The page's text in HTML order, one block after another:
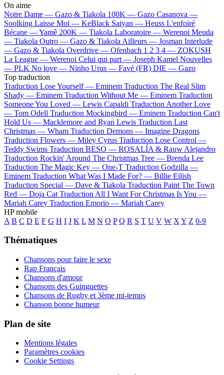
On aime
Notre Dame — Gazo & Tiakola 100K — Gazo Casanova —
Soolking Laisse Moi — KeBlack Saiyan — Heuss L'enfoiré
Bécane —Yamê 200K — Tiakola Laboratoire — Werenoi Meuda
— Tiakola Outro — Gazo & Tiakola Ailleurs — Josman Interlude
— Gazo & Tiakola Overdrive — Ofenbach 1 2 3 4 — ZOKUSH
La League — Werenoi Celui qui part — Joseph Kamel Nouvelles
— PLK No love — Ninho Urus — Favé (FR) DIE — Gazo
Top traduction
Traduction Lose Yourself — Eminem Traduction The Real Slim
Shady — Eminem Traduction Without Me — Eminem Traduction
Someone You Loved — Lewis Capaldi Traduction Another Love
— Tom Odell Traduction Mockingbird — Eminem Traduction Can't
Hold Us — Macklemore and Ryan Lewis Traduction Last
Christmas — Wham Traduction Demons — Imagine Dragons
Traduction Flowers — Miley Cyrus Traduction Lose Control —
Teddy Swims Traduction BESO — ROSALÍA & Rauw Alejandro
Traduction Rockin' Around The Christmas Tree — Brenda Lee
Traduction The Magic Key — One-T Traduction Godzilla —
Eminem Traduction What Was I Made For? — Billie Eilish
Traduction Special — Dave & Tiakola Traduction Paint The Town
Red — Doja Cat Traduction All I Want For Christmas Is You —
Mariah Carey Traduction Emorio — Mariah Carey
HP mobile
A B C D E F G H I J K L M N O P Q R S T U V W X Y Z 0-9
Thématiques
Chansons pour faire le sexe
Rap Français
Chansons d'amour
Chansons des Guinguettes
Chansons de Rugby et 3ème mi-temps
Chanson bonne humeur
Plan de site
Mentions légales
Paramètres cookies
Cookie Settings